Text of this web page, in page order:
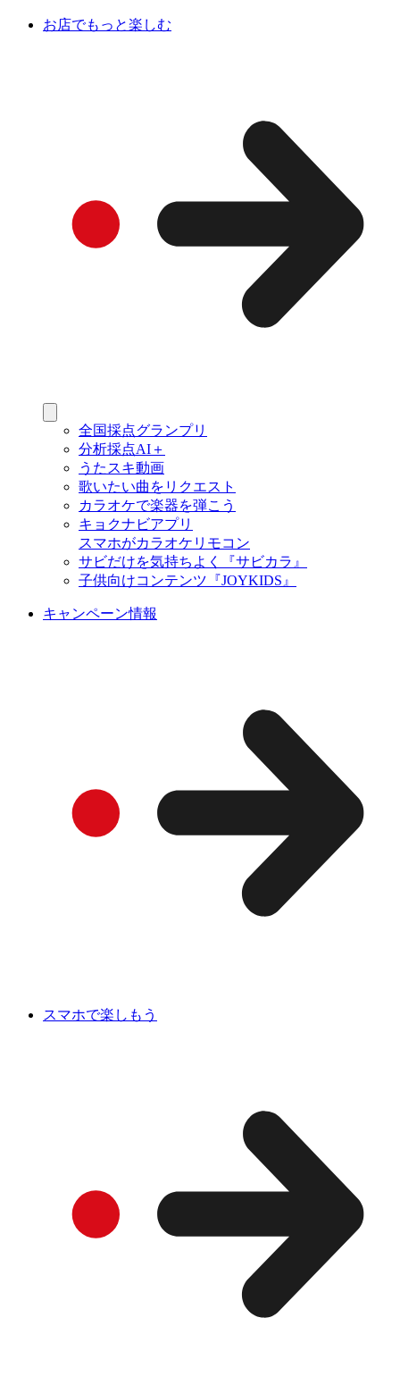
お店でもっと楽しむ
全国採点グランプリ
分析採点AI＋
うたスキ動画
歌いたい曲をリクエスト
カラオケで楽器を弾こう
キョクナビアプリ
スマホがカラオケリモコン
サビだけを気持ちよく『サビカラ』
子供向けコンテンツ『JOYKIDS』
キャンペーン情報
スマホで楽しもう